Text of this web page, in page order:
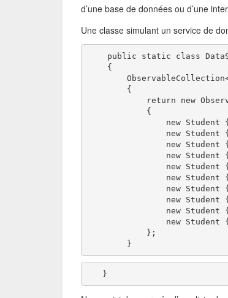
d’une base de données ou d’une
Une classe simulant un service de
public static class
{
{
return new
{
new Student { Name
new Student { Name
new Student { Name
new Student { Name
new Student { Name
new Student { Name
new Student { Name
new Student { Name
new Student { Name
new Student { Name
};
}
}